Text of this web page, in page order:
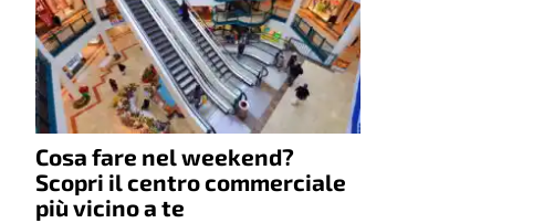
Cosa fare nel weekend?
Scopri il centro commerciale
più vicino a te